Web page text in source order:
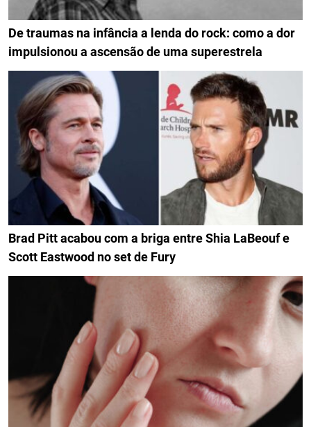
De traumas na infância a lenda do rock: como a dor
impulsionou a ascensão de uma superestrela
Brad Pitt acabou com a briga entre Shia LaBeouf e
Scott Eastwood no set de Fury